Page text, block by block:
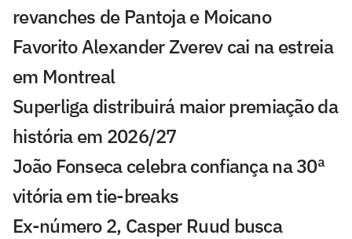
revanches de Pantoja e Moicano
Favorito Alexander Zverev cai na estreia
em Montreal
Superliga distribuirá maior premiação da
história em 2026/27
João Fonseca celebra confiança na 30ª
vitória em tie-breaks
Ex-número 2, Casper Ruud busca